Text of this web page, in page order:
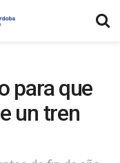
para que
un tren